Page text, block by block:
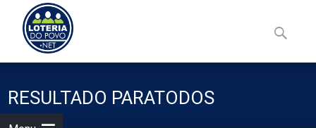
to
content
por:
RESULTADO PARATODOS